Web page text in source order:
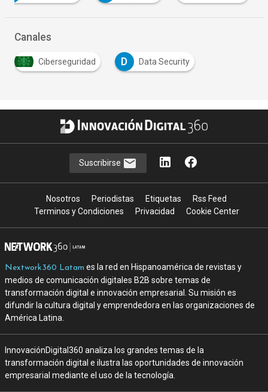
Canales
Ciberseguridad D Data Security
Suscribirse
Nosotros Periodistas Etiquetas
Rss Feed
Terminos y Condiciones
Privacidad Cookie Center
Nextwork360 Latam es la red en Hispanoamérica de revistas y
medios de comunicación digitales B2B sobre temas de
transformación digital e innovación empresarial. Su misión es
difundir la cultura digital y emprendedora en las organizaciones de
América Latina.
InnovaciónDigital360 analiza los grandes temas de la
transformación digital e ilustra las oportunidades de innovación
empresarial mediante el uso de la tecnología.